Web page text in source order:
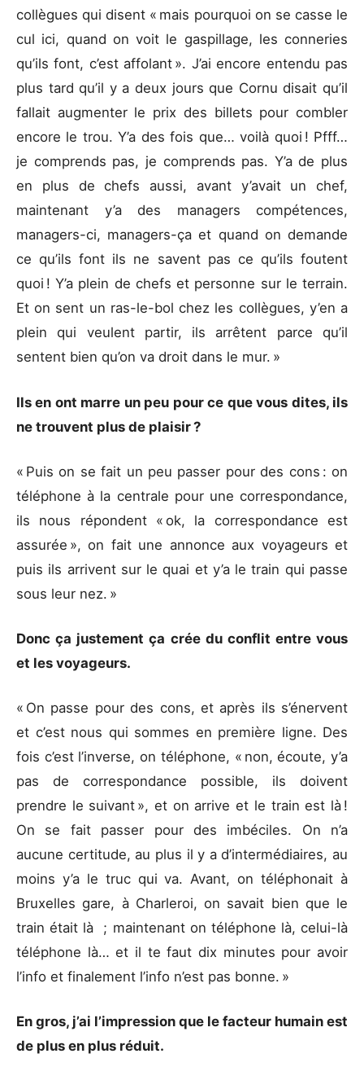
collègues qui disent « mais pourquoi on se casse le
cul ici, quand on voit le gaspillage, les conneries
qu’ils font, c’est affolant ». J’ai encore entendu pas
plus tard qu’il y a deux jours que Cornu disait qu’il
fallait augmenter le prix des billets pour combler
encore le trou. Y’a des fois que… voilà quoi ! Pfff…
je comprends pas, je comprends pas. Y’a de plus
en plus de chefs aussi, avant y’avait un chef,
maintenant y’a des managers compétences,
managers-ci, managers-ça et quand on demande
ce qu’ils font ils ne savent pas ce qu’ils foutent
quoi ! Y’a plein de chefs et personne sur le terrain.
Et on sent un ras-le-bol chez les collègues, y’en a
plein qui veulent partir, ils arrêtent parce qu’il
sentent bien qu’on va droit dans le mur. »
Ils en ont marre un peu pour ce que vous dites, ils
ne trouvent plus de plaisir ?
« Puis on se fait un peu passer pour des cons : on
téléphone à la centrale pour une correspondance,
ils nous répondent « ok, la correspondance est
assurée », on fait une annonce aux voyageurs et
puis ils arrivent sur le quai et y’a le train qui passe
sous leur nez. »
Donc ça justement ça crée du conflit entre vous
et les voyageurs.
« On passe pour des cons, et après ils s’énervent
et c’est nous qui sommes en première ligne. Des
fois c’est l’inverse, on téléphone, « non, écoute, y’a
pas de correspondance possible, ils doivent
prendre le suivant », et on arrive et le train est là !
On se fait passer pour des imbéciles. On n’a
aucune certitude, au plus il y a d’intermédiaires, au
moins y’a le truc qui va. Avant, on téléphonait à
Bruxelles gare, à Charleroi, on savait bien que le
train était là ; maintenant on téléphone là, celui-là
téléphone là… et il te faut dix minutes pour avoir
l’info et finalement l’info n’est pas bonne. »
En gros, j’ai l’impression que le facteur humain est
de plus en plus réduit.